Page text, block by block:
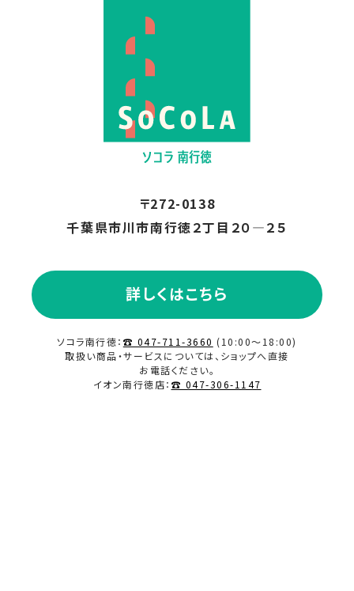
2024.12
2024.11
2024.10
2024.08
2024.01
2023.10
2023.09
〒272-0138
千葉県市川市南行徳２丁目２０―２５
詳しくはこちら
ソコラ南行徳： ☎ 047-711-3660 (10:00～18:00)
取扱い商品・サービスについては、ショップへ直接
お電話ください。
イオン南行徳店： ☎ 047-306-1147